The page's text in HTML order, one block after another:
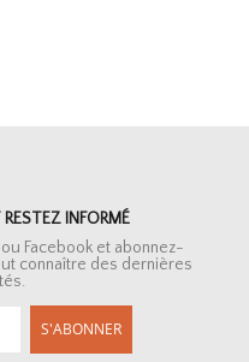
INFORMÉ
Facebook et abonnez-
connaître des dernières
S'ABONNER